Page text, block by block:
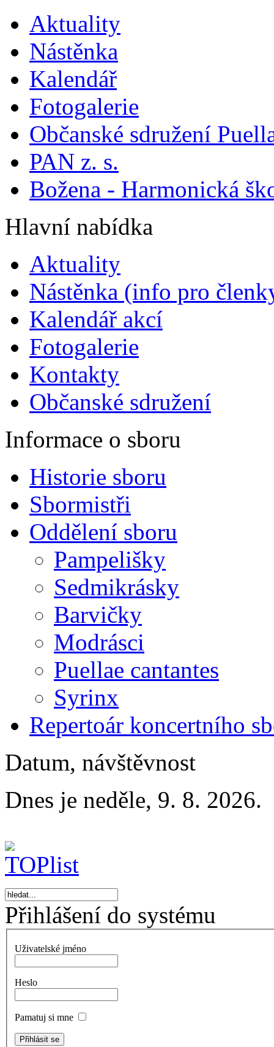
Aktuality
Nástěnka
Kalendář
Fotogalerie
Občanské sdružení
PAN z. s.
Božena - Harmonická
Hlavní nabídka
Aktuality
Nástěnka (info pro
Kalendář akcí
Fotogalerie
Kontakty
Občanské sdružení
Informace o sboru
Historie sboru
Sbormistři
Oddělení sboru
Pampelišky
Sedmikrásky
Barvičky
Modrásci
Puellae cantantes
Syrinx
Repertoár koncertního
Datum, návštěvnost
Dnes je neděle, 9. 8. 2026.
Přihlášení do systému
Uživatelské jméno
Heslo
Pamatuj si mne